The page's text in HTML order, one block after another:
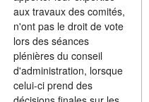
aux travaux des comités,
n'ont pas le droit de vote
lors des séances
plénières du conseil
d'administration, lorsque
celui-ci prend des